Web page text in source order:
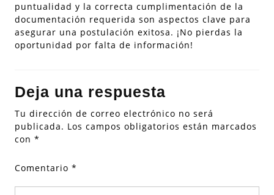
puntualidad y la correcta cumplimentación de la
documentación requerida son aspectos clave para
asegurar una postulación exitosa. ¡No pierdas la
oportunidad por falta de información!
Deja una respuesta
Tu dirección de correo electrónico no será
publicada. Los campos obligatorios están marcados
con *
Comentario *